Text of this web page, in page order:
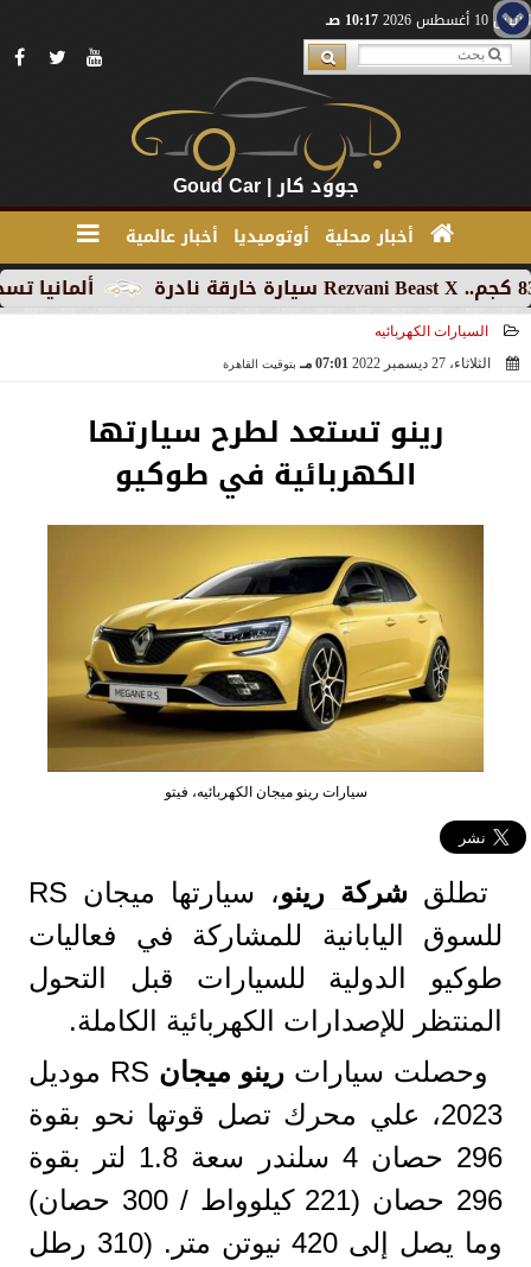
الإثنين 10 أغسطس 2026 10:17 صـ
جوود كار | Goud Car
أخبار محلية أوتوميديا أخبار عالمية
ألمانيا تسجل
السيارات الكهربائيه
الثلاثاء، 27 ديسمبر 2022
07:01 مـ بتوقيت القاهرة
رينو تستعد لطرح سيارتها
الكهربائية في طوكيو
سيارات رينو ميجان الكهربائيه، فيتو
تطلق شركة رينو
، سيارتها ميجان RS
للسوق اليابانية للمشاركة في فعاليات
طوكيو الدولية للسيارات قبل التحول
المنتظر للإصدارات الكهربائية الكاملة.
وحصلت سيارات رينو ميجان
RS موديل
2023، علي محرك تصل قوتها نحو بقوة
296 حصان 4 سلندر سعة 1.8 لتر بقوة
296 حصان (221 كيلوواط / 300 حصان)
وما يصل إلى 420 نيوتن متر. (310 رطل